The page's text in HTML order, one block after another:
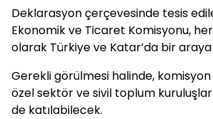
Deklarasyon çerçevesinde tesis
Ekonomik ve Ticaret Komisyonu,
olarak Türkiye ve Katar’da bir
Gerekli görülmesi halinde,
özel sektör ve sivil toplum
de katılabilecek.